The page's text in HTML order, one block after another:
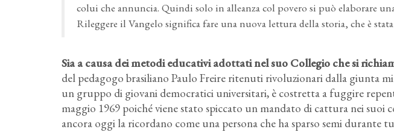
colui che annuncia. Quindi solo in alleanza col povero si può elaborare
Rileggere il Vangelo significa fare una nuova lettura della storia, che è
Sia a causa dei metodi educativi adottati nel suo Collegio che si
del pedagogo brasiliano Paulo Freire ritenuti rivoluzionari dalla giunta
un gruppo di giovani democratici universitari, è costretta a fuggire
maggio 1969 poiché viene stato spiccato un mandato di cattura nei suoi
ancora oggi la ricordano come una persona che ha sparso semi durante